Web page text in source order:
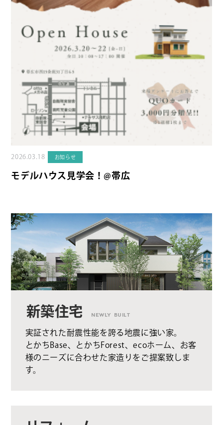
2026.03.18 お知らせ
モデルハウス見学会！@帯広
新築住宅 NEWLY BUILT
実証された耐震性能を誇る地震に強い家。
とかちBase、とかちForest、ecoホーム、お客
様のニーズに合わせた家造りをご提案致しま
す。